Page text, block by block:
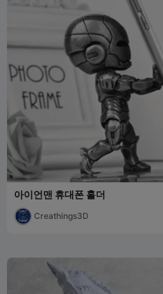
아이언맨 휴대폰 홀더
Creathings3D